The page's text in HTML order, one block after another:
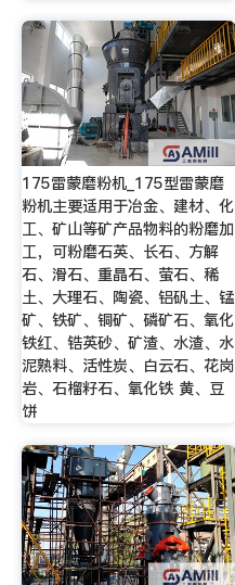
175雷蒙磨粉机_175型雷蒙磨
粉机主要适用于冶金、建材、化
工、矿山等矿产品物料的粉磨加
工，可粉磨石英、长石、方解
石、滑石、重晶石、萤石、稀
土、大理石、陶瓷、铝矾土、锰
矿、铁矿、铜矿、磷矿石、氧化
铁红、锆英砂、矿渣、水渣、水
泥熟料、活性炭、白云石、花岗
岩、石榴籽石、氧化铁 黄、豆
饼